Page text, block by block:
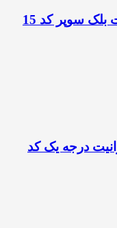
سوپر کد 15
درجه یک کد